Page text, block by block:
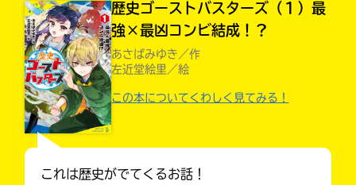
みんなとおしゃべり
歴史ゴーストバスターズ（１）最
強×最凶コンビ結成！？
あさばみゆき／作
左近堂絵里／絵
この本についてくわしく見てみる！
これは歴史がでてくるお話！